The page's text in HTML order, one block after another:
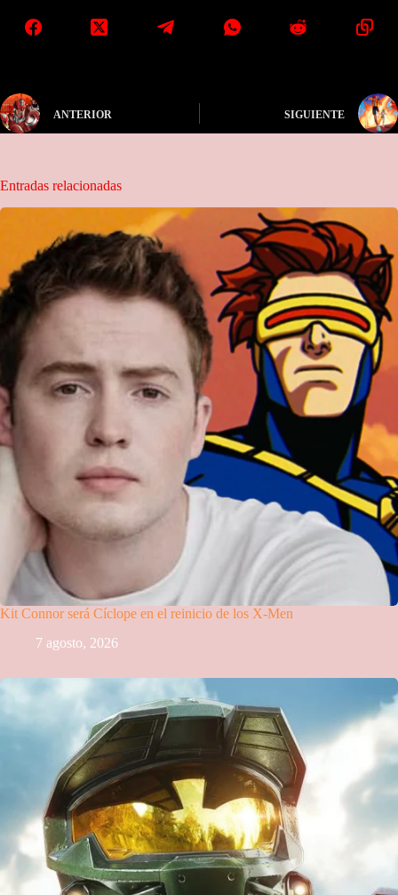
ANTERIOR SIGUIENTE
Entradas relacionadas
Kit Connor será Cíclope en el reinicio de los X-Men
7 agosto, 2026